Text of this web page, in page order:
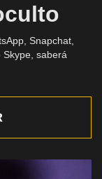
Snapchat,
Skype, saberá